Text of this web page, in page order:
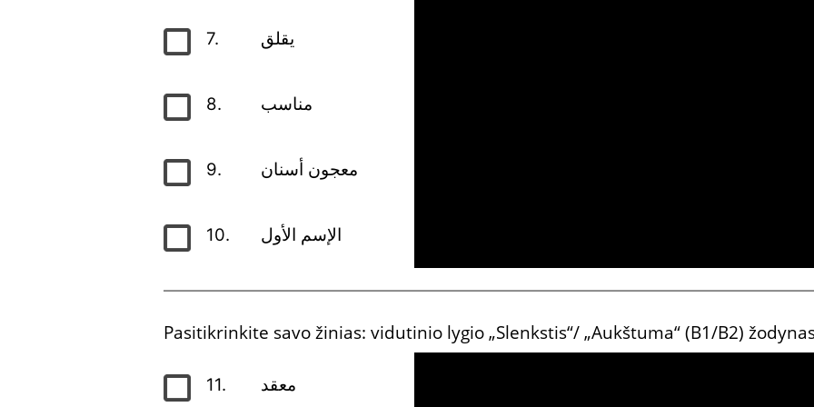
7. يقلق
8. مناسب
9. معجون أسنان
10. الإسم الأول
Pasitikrinkite savo žinias: vidutinio lygio „Slenkstis“/ „Aukštuma“ (B1/B2)
11. معقد